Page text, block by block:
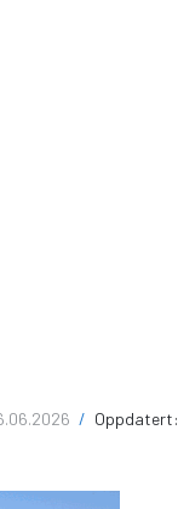
/ Oppdatert: